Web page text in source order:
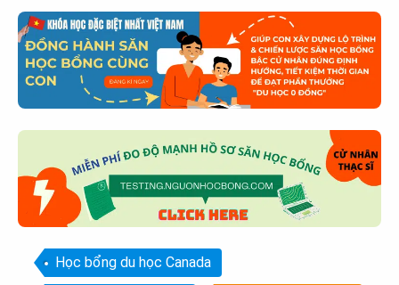
Học bổng du học Canada